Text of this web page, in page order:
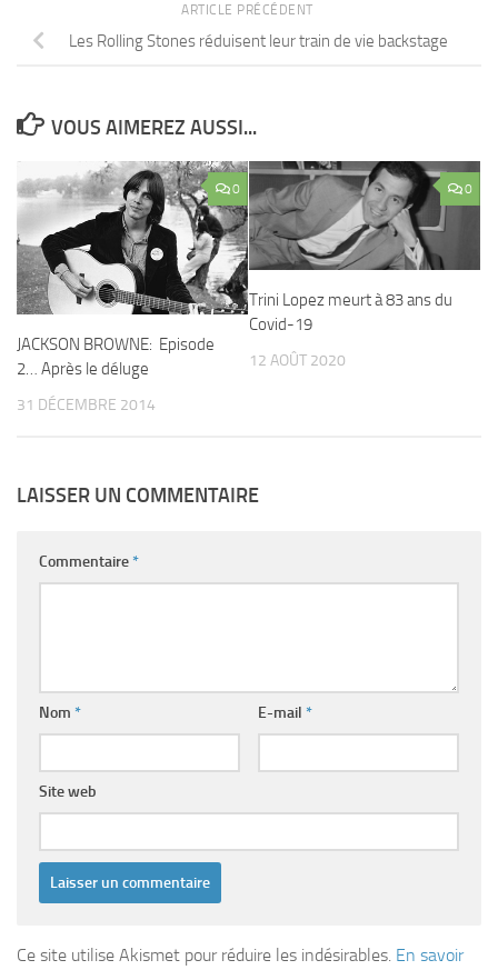
ARTICLE PRÉCÉDENT
Les Rolling Stones réduisent leur train de vie backstage
VOUS AIMEREZ AUSSI...
0
JACKSON BROWNE: Episode
2… Après le déluge
31 DÉCEMBRE 2014
0
Trini Lopez meurt à 83 ans du
Covid-19
12 AOÛT 2020
LAISSER UN COMMENTAIRE
Commentaire*
Nom * E-mail *
Site web
Ce site utilise Akismet pour réduire les indésirables. En savoir